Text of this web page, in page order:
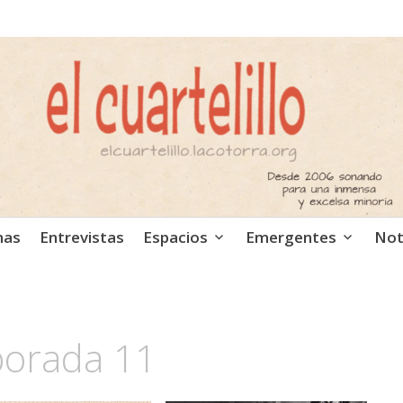
independiente. Podcast
Entrevistas Espacios Emergentes
11